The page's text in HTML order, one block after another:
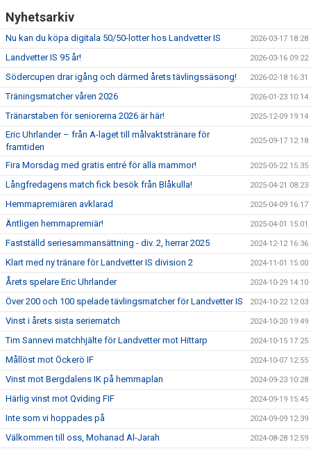
Nyhetsarkiv
Nu kan du köpa digitala 50/50-lotter hos Landvetter IS 2026-03-17 18:28
Landvetter IS 95 år! 2026-03-16 09:22
Södercupen drar igång och därmed årets tävlingssäsong! 2026-02-18 16:31
Träningsmatcher våren 2026 2026-01-23 10:14
Tränarstaben för seniorerna 2026 är här! 2025-12-09 19:14
Eric Uhrlander – från A-laget till målvaktstränare för
framtiden
2025-09-17 12:18
Fira Morsdag med gratis entré för alla mammor! 2025-05-22 15:35
Långfredagens match fick besök från Blåkulla! 2025-04-21 08:23
Hemmapremiären avklarad 2025-04-09 16:17
Äntligen hemmapremiär! 2025-04-01 15:01
Fastställd seriesammansättning - div. 2, herrar 2025 2024-12-12 16:36
Klart med ny tränare för Landvetter IS division 2 2024-11-01 15:00
Årets spelare Eric Uhrlander 2024-10-29 14:10
Över 200 och 100 spelade tävlingsmatcher för Landvetter IS 2024-10-22 12:03
Vinst i årets sista seriematch 2024-10-20 19:49
Tim Sannevi matchhjälte för Landvetter mot Hittarp 2024-10-15 17:25
Mållöst mot Öckerö IF 2024-10-07 12:55
Vinst mot Bergdalens IK på hemmaplan 2024-09-23 10:28
Härlig vinst mot Qviding FIF 2024-09-19 15:45
Inte som vi hoppades på 2024-09-09 12:39
Välkommen till oss, Mohanad Al-Jarah 2024-08-28 12:59